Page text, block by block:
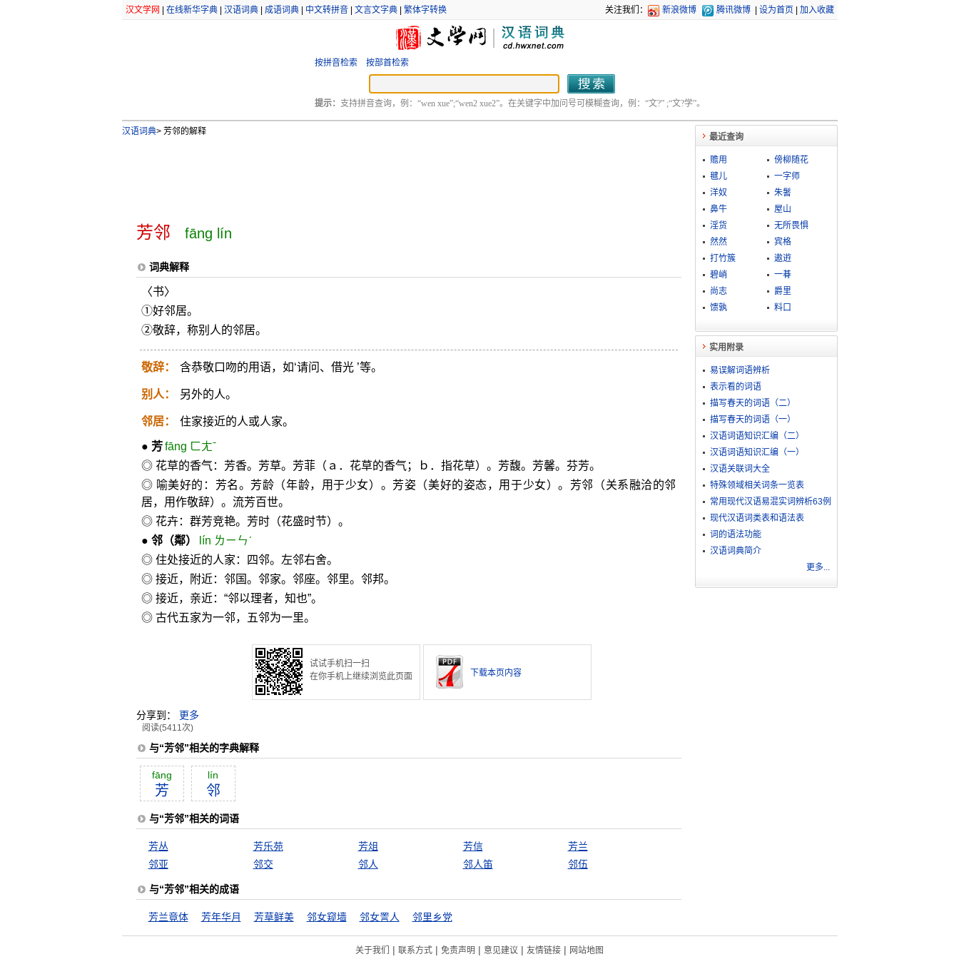
汉文学网 在线新华字典| 汉语词典| 成语词典| 中文转拼音| 文言文字典| 繁体字转换 关注我们： 新浪微博 腾讯微博 设为首页 加入收藏
按拼音检索 按部首检索
提示： 支持拼音查询，例：“wen xue”;“wen2 xue2”。在关键字中加问号可模糊查询，例：“文?” ;“文?学”。
汉语词典>芳邻的解释
芳邻 fāng lín
词典解释
〈书〉
①好邻居。
②敬辞，称别人的邻居。
敬辞： 含恭敬口吻的用语，如‘请问、借光 ’等。
别人： 另外的人。
邻居： 住家接近的人或人家。
● 芳 fāng ㄈㄤˉ
◎ 花草的香气：芳香。芳草。芳菲（ａ．花草的香气；ｂ．指花草）。芳馥。芳馨。芬芳。
◎ 喻美好的：芳名。芳龄（年龄，用于少女）。芳姿（美好的姿态，用于少女）。芳邻（关系融洽的邻
居，用作敬辞）。流芳百世。
◎ 花卉：群芳竞艳。芳时（花盛时节）。
● 邻（鄰）
lín ㄌㄧㄣˊ
◎ 住处接近的人家：四邻。左邻右舍。
◎ 接近，附近：邻国。邻家。邻座。邻里。邻邦。
◎ 接近，亲近：“邻以理者，知也”。
◎ 古代五家为一邻，五邻为一里。
试试手机扫一扫
在你手机上继续浏览此页面
下载本页内容
分享到： 更多
阅读(5411次)
与“芳邻”相关的字典解释
fāng
芳
lín
邻
与“芳邻”相关的词语
芳丛 芳乐苑 芳俎 芳信
芳兰
邻亚
邻交 邻人 邻人笛 邻伍
与“芳邻”相关的成语
芳兰竟体 芳年华月 芳草鲜美 邻女窥墙 邻女詈人 邻里乡党
最近查询
赡用
傍柳随花
毽儿
一字师
洋奴
朱鬐
鼻牛
屋山
淫货
无所畏惧
然然
宾格
打竹簇
遨逰
碧峭
一朞
尚志
爵里
馈孰
料口
实用附录
易误解词语辨析
表示看的词语
描写春天的词语（二）
描写春天的词语（一）
汉语词语知识汇编（二）
汉语词语知识汇编（一）
汉语关联词大全
特殊领域相关词条一览表
常用现代汉语易混实词辨析63例
现代汉语词类表和语法表
词的语法功能
汉语词典简介
更多...
关于我们 | 联系方式 | 免责声明 | 意见建议 | 友情链接 | 网站地图